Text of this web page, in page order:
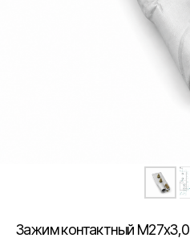
Зажим контактный М27х3,0